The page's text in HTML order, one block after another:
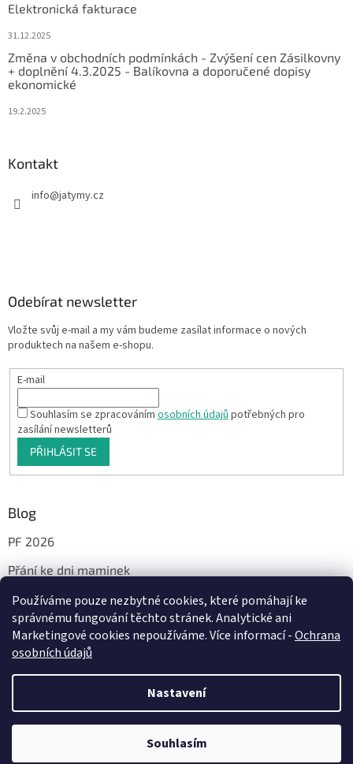
Používáme pouze nezbytné cookies, které pomáhají ke
správnému fungování těchto stránek. Analytické ani
Marketingové cookies nepoužíváme. Více informací -Ochrana
osobních údajů
Nastavení
Souhlasím
Milí, od 29.7. do 14.8.2026 bude probíhat dovolená. Vaše objednávky a
dotazy vyřídím jakmile to bude možné, nejdéle od pondělí 17.8.2026.
Elektronická fakturace
31.12.2025
Změna v obchodních podmínkách - Zvýšení cen Zásilkovny
+ doplnění 4.3.2025 - Balíkovna a doporučené dopisy
ekonomické
19.2.2025
Kontakt
info@jatymy.cz
Odebírat newsletter
Vložte svůj e-mail a my vám budeme zasílat informace o nových
produktech na našem e-shopu.
E-mail
Souhlasím se zpracovánímosobních údajůpotřebných pro
zasílání newsletterů
PŘIHLÁSIT SE
Blog
PF 2026
Přání ke dni maminek
Facebook
Vytvořil Shoptet
JáTyMy. Všechna práva vyhrazena.